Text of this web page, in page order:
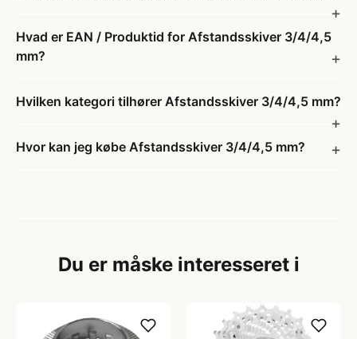
Hvad er EAN / Produktid for Afstandsskiver 3/4/4,5
mm?
Hvilken kategori tilhører Afstandsskiver 3/4/4,5 mm?
Hvor kan jeg købe Afstandsskiver 3/4/4,5 mm?
Du er måske interesseret i